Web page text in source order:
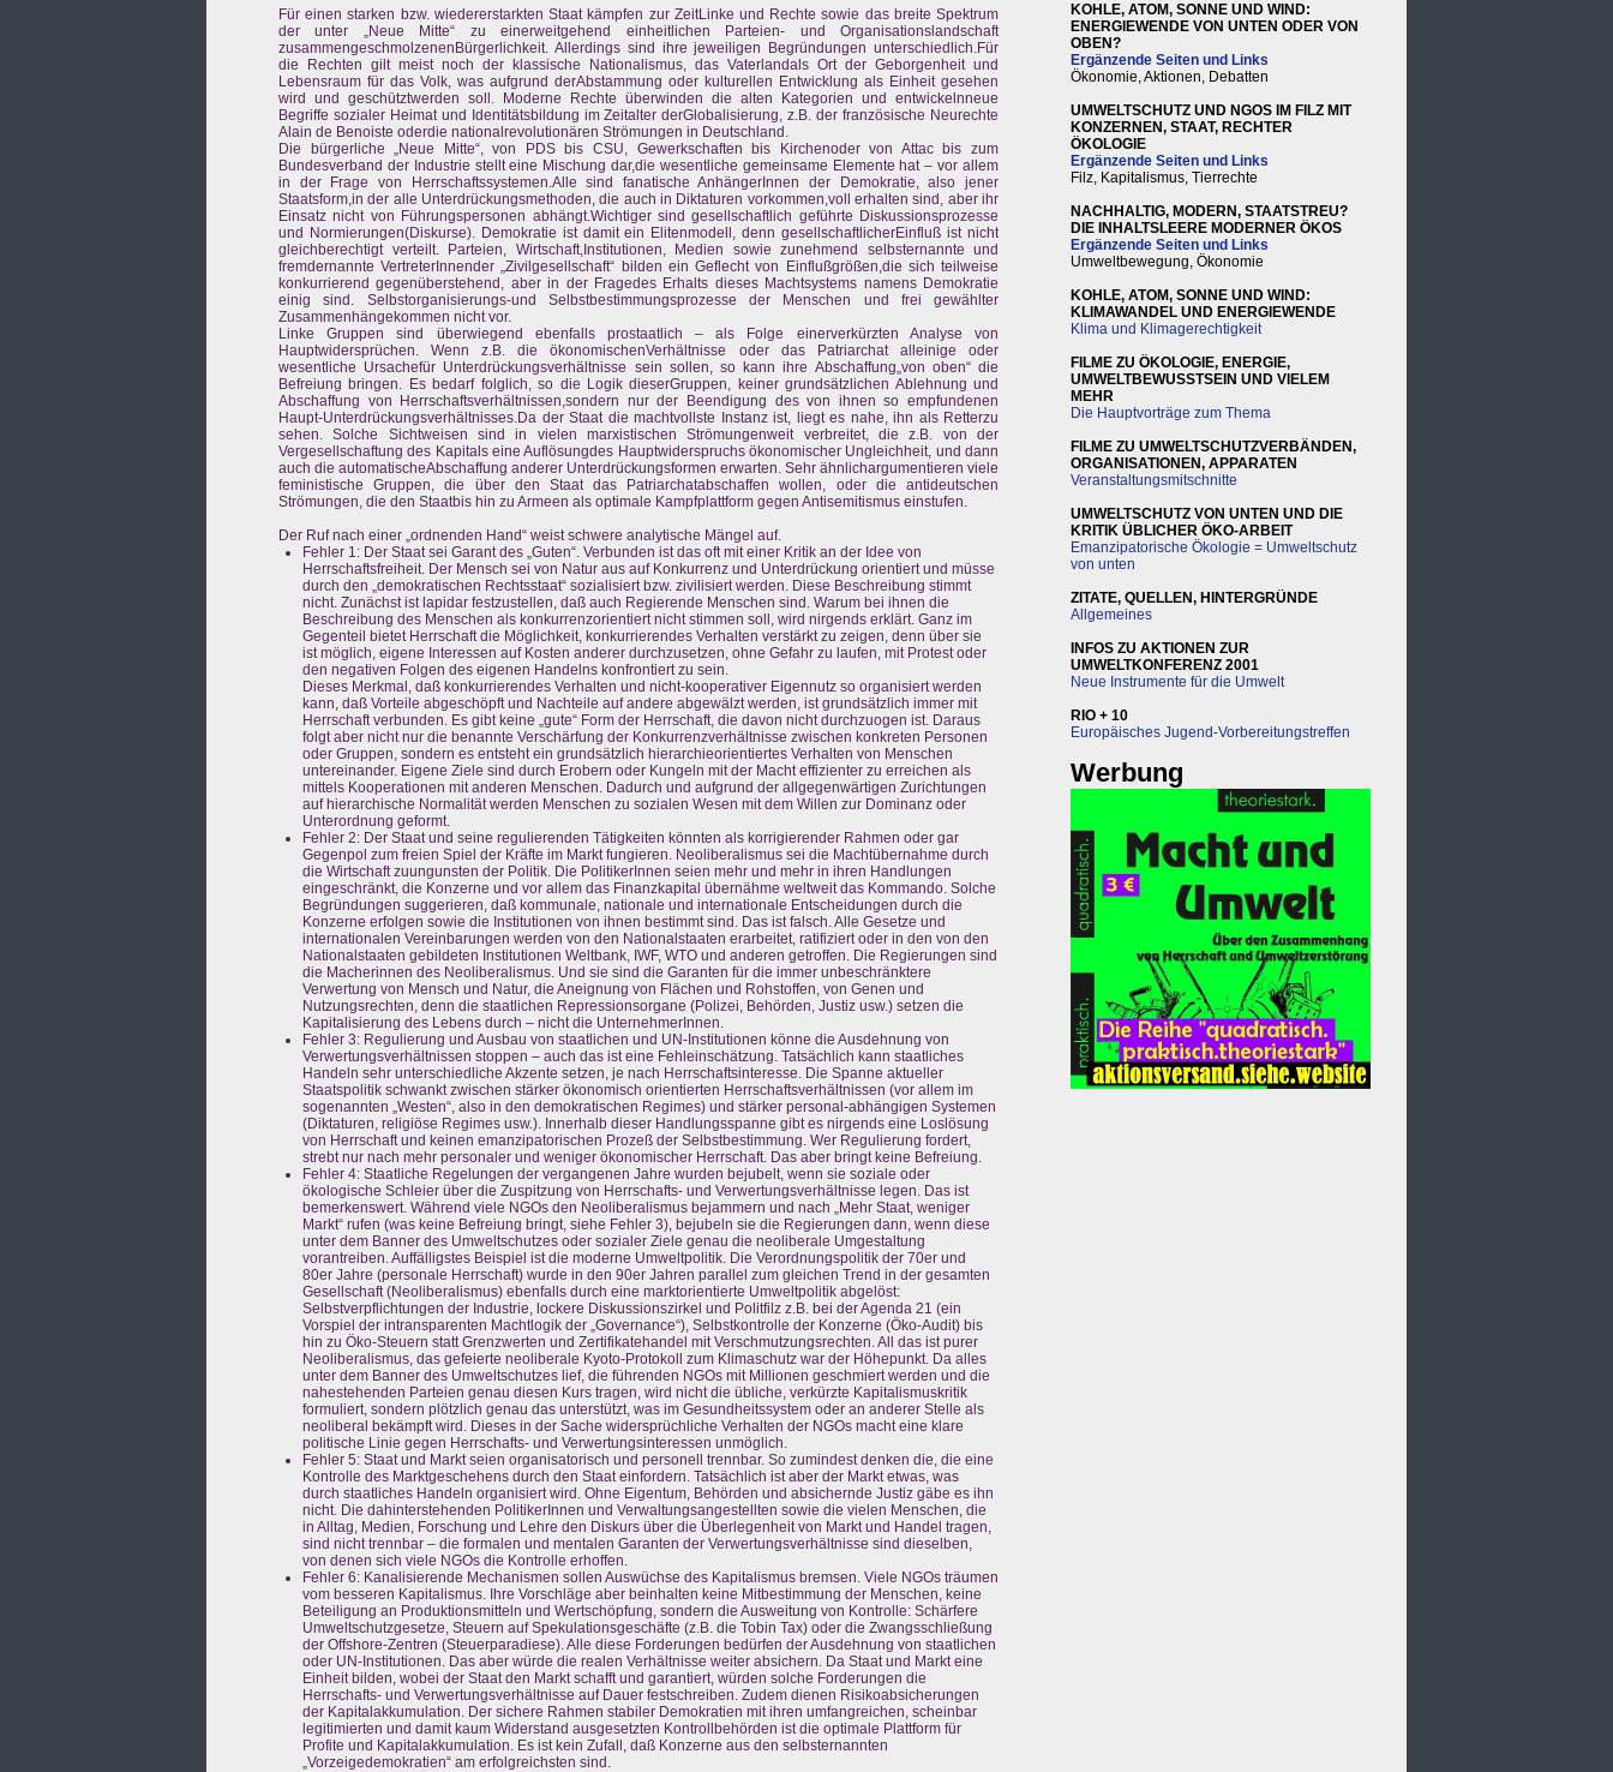
Für einen starken bzw. wiedererstarkten Staat kämpfen zur ZeitLinke und Rechte sowie das breite Spektrum
der unter „Neue Mitte“ zu einerweitgehend einheitlichen Parteien- und Organisationslandschaft
zusammengeschmolzenenBürgerlichkeit. Allerdings sind ihre jeweiligen Begründungen unterschiedlich.Für
die Rechten gilt meist noch der klassische Nationalismus, das Vaterlandals Ort der Geborgenheit und
Lebensraum für das Volk, was aufgrund derAbstammung oder kulturellen Entwicklung als Einheit gesehen
wird und geschütztwerden soll. Moderne Rechte überwinden die alten Kategorien und entwickelnneue
Begriffe sozialer Heimat und Identitätsbildung im Zeitalter derGlobalisierung, z.B. der französische Neurechte
Alain de Benoiste oderdie nationalrevolutionären Strömungen in Deutschland.
Die bürgerliche „Neue Mitte“, von PDS bis CSU, Gewerkschaften bis Kirchenoder von Attac bis zum
Bundesverband der Industrie stellt eine Mischung dar,die wesentliche gemeinsame Elemente hat – vor allem
in der Frage von Herrschaftssystemen.Alle sind fanatische AnhängerInnen der Demokratie, also jener
Staatsform,in der alle Unterdrückungsmethoden, die auch in Diktaturen vorkommen,voll erhalten sind, aber ihr
Einsatz nicht von Führungspersonen abhängt.Wichtiger sind gesellschaftlich geführte Diskussionsprozesse
und Normierungen(Diskurse). Demokratie ist damit ein Elitenmodell, denn gesellschaftlicherEinfluß ist nicht
gleichberechtigt verteilt. Parteien, Wirtschaft,Institutionen, Medien sowie zunehmend selbsternannte und
fremdernannte VertreterInnender „Zivilgesellschaft“ bilden ein Geflecht von Einflußgrößen,die sich teilweise
konkurrierend gegenüberstehend, aber in der Fragedes Erhalts dieses Machtsystems namens Demokratie
einig sind. Selbstorganisierungs-und Selbstbestimmungsprozesse der Menschen und frei gewählter
Zusammenhängekommen nicht vor.
Linke Gruppen sind überwiegend ebenfalls prostaatlich – als Folge einerverkürzten Analyse von
Hauptwidersprüchen. Wenn z.B. die ökonomischenVerhältnisse oder das Patriarchat alleinige oder
wesentliche Ursachefür Unterdrückungsverhältnisse sein sollen, so kann ihre Abschaffung„von oben“ die
Befreiung bringen. Es bedarf folglich, so die Logik dieserGruppen, keiner grundsätzlichen Ablehnung und
Abschaffung von Herrschaftsverhältnissen,sondern nur der Beendigung des von ihnen so empfundenen
Haupt-Unterdrückungsverhältnisses.Da der Staat die machtvollste Instanz ist, liegt es nahe, ihn als Retterzu
sehen. Solche Sichtweisen sind in vielen marxistischen Strömungenweit verbreitet, die z.B. von der
Vergesellschaftung des Kapitals eine Auflösungdes Hauptwiderspruchs ökonomischer Ungleichheit, und dann
auch die automatischeAbschaffung anderer Unterdrückungsformen erwarten. Sehr ähnlichargumentieren viele
feministische Gruppen, die über den Staat das Patriarchatabschaffen wollen, oder die antideutschen
Strömungen, die den Staatbis hin zu Armeen als optimale Kampfplattform gegen Antisemitismus einstufen.
Der Ruf nach einer „ordnenden Hand“ weist schwere analytische Mängel auf.
Fehler 1: Der Staat sei Garant des „Guten“. Verbunden ist das oft mit einer Kritik an der Idee von
Herrschaftsfreiheit. Der Mensch sei von Natur aus auf Konkurrenz und Unterdrückung orientiert und müsse
durch den „demokratischen Rechtsstaat“ sozialisiert bzw. zivilisiert werden. Diese Beschreibung stimmt
nicht. Zunächst ist lapidar festzustellen, daß auch Regierende Menschen sind. Warum bei ihnen die
Beschreibung des Menschen als konkurrenzorientiert nicht stimmen soll, wird nirgends erklärt. Ganz im
Gegenteil bietet Herrschaft die Möglichkeit, konkurrierendes Verhalten verstärkt zu zeigen, denn über sie
ist möglich, eigene Interessen auf Kosten anderer durchzusetzen, ohne Gefahr zu laufen, mit Protest oder
den negativen Folgen des eigenen Handelns konfrontiert zu sein.
Dieses Merkmal, daß konkurrierendes Verhalten und nicht-kooperativer Eigennutz so organisiert werden
kann, daß Vorteile abgeschöpft und Nachteile auf andere abgewälzt werden, ist grundsätzlich immer mit
Herrschaft verbunden. Es gibt keine „gute“ Form der Herrschaft, die davon nicht durchzuogen ist. Daraus
folgt aber nicht nur die benannte Verschärfung der Konkurrenzverhältnisse zwischen konkreten Personen
oder Gruppen, sondern es entsteht ein grundsätzlich hierarchieorientiertes Verhalten von Menschen
untereinander. Eigene Ziele sind durch Erobern oder Kungeln mit der Macht effizienter zu erreichen als
mittels Kooperationen mit anderen Menschen. Dadurch und aufgrund der allgegenwärtigen Zurichtungen
auf hierarchische Normalität werden Menschen zu sozialen Wesen mit dem Willen zur Dominanz oder
Unterordnung geformt.
Fehler 2: Der Staat und seine regulierenden Tätigkeiten könnten als korrigierender Rahmen oder gar
Gegenpol zum freien Spiel der Kräfte im Markt fungieren. Neoliberalismus sei die Machtübernahme durch
die Wirtschaft zuungunsten der Politik. Die PolitikerInnen seien mehr und mehr in ihren Handlungen
eingeschränkt, die Konzerne und vor allem das Finanzkapital übernähme weltweit das Kommando. Solche
Begründungen suggerieren, daß kommunale, nationale und internationale Entscheidungen durch die
Konzerne erfolgen sowie die Institutionen von ihnen bestimmt sind. Das ist falsch. Alle Gesetze und
internationalen Vereinbarungen werden von den Nationalstaaten erarbeitet, ratifiziert oder in den von den
Nationalstaaten gebildeten Institutionen Weltbank, IWF, WTO und anderen getroffen. Die Regierungen sind
die Macherinnen des Neoliberalismus. Und sie sind die Garanten für die immer unbeschränktere
Verwertung von Mensch und Natur, die Aneignung von Flächen und Rohstoffen, von Genen und
Nutzungsrechten, denn die staatlichen Repressionsorgane (Polizei, Behörden, Justiz usw.) setzen die
Kapitalisierung des Lebens durch – nicht die UnternehmerInnen.
Fehler 3: Regulierung und Ausbau von staatlichen und UN-Institutionen könne die Ausdehnung von
Verwertungsverhältnissen stoppen – auch das ist eine Fehleinschätzung. Tatsächlich kann staatliches
Handeln sehr unterschiedliche Akzente setzen, je nach Herrschaftsinteresse. Die Spanne aktueller
Staatspolitik schwankt zwischen stärker ökonomisch orientierten Herrschaftsverhältnissen (vor allem im
sogenannten „Westen“, also in den demokratischen Regimes) und stärker personal-abhängigen Systemen
(Diktaturen, religiöse Regimes usw.). Innerhalb dieser Handlungsspanne gibt es nirgends eine Loslösung
von Herrschaft und keinen emanzipatorischen Prozeß der Selbstbestimmung. Wer Regulierung fordert,
strebt nur nach mehr personaler und weniger ökonomischer Herrschaft. Das aber bringt keine Befreiung.
Fehler 4: Staatliche Regelungen der vergangenen Jahre wurden bejubelt, wenn sie soziale oder
ökologische Schleier über die Zuspitzung von Herrschafts- und Verwertungsverhältnisse legen. Das ist
bemerkenswert. Während viele NGOs den Neoliberalismus bejammern und nach „Mehr Staat, weniger
Markt“ rufen (was keine Befreiung bringt, siehe Fehler 3), bejubeln sie die Regierungen dann, wenn diese
unter dem Banner des Umweltschutzes oder sozialer Ziele genau die neoliberale Umgestaltung
vorantreiben. Auffälligstes Beispiel ist die moderne Umweltpolitik. Die Verordnungspolitik der 70er und
80er Jahre (personale Herrschaft) wurde in den 90er Jahren parallel zum gleichen Trend in der gesamten
Gesellschaft (Neoliberalismus) ebenfalls durch eine marktorientierte Umweltpolitik abgelöst:
Selbstverpflichtungen der Industrie, lockere Diskussionszirkel und Politfilz z.B. bei der Agenda 21 (ein
Vorspiel der intransparenten Machtlogik der „Governance“), Selbstkontrolle der Konzerne (Öko-Audit) bis
hin zu Öko-Steuern statt Grenzwerten und Zertifikatehandel mit Verschmutzungsrechten. All das ist purer
Neoliberalismus, das gefeierte neoliberale Kyoto-Protokoll zum Klimaschutz war der Höhepunkt. Da alles
unter dem Banner des Umweltschutzes lief, die führenden NGOs mit Millionen geschmiert werden und die
nahestehenden Parteien genau diesen Kurs tragen, wird nicht die übliche, verkürzte Kapitalismuskritik
formuliert, sondern plötzlich genau das unterstützt, was im Gesundheitssystem oder an anderer Stelle als
neoliberal bekämpft wird. Dieses in der Sache widersprüchliche Verhalten der NGOs macht eine klare
politische Linie gegen Herrschafts- und Verwertungsinteressen unmöglich.
Fehler 5: Staat und Markt seien organisatorisch und personell trennbar. So zumindest denken die, die eine
Kontrolle des Marktgeschehens durch den Staat einfordern. Tatsächlich ist aber der Markt etwas, was
durch staatliches Handeln organisiert wird. Ohne Eigentum, Behörden und absichernde Justiz gäbe es ihn
nicht. Die dahinterstehenden PolitikerInnen und Verwaltungsangestellten sowie die vielen Menschen, die
in Alltag, Medien, Forschung und Lehre den Diskurs über die Überlegenheit von Markt und Handel tragen,
sind nicht trennbar – die formalen und mentalen Garanten der Verwertungsverhältnisse sind dieselben,
von denen sich viele NGOs die Kontrolle erhoffen.
Fehler 6: Kanalisierende Mechanismen sollen Auswüchse des Kapitalismus bremsen. Viele NGOs träumen
vom besseren Kapitalismus. Ihre Vorschläge aber beinhalten keine Mitbestimmung der Menschen, keine
Beteiligung an Produktionsmitteln und Wertschöpfung, sondern die Ausweitung von Kontrolle: Schärfere
Umweltschutzgesetze, Steuern auf Spekulationsgeschäfte (z.B. die Tobin Tax) oder die Zwangsschließung
der Offshore-Zentren (Steuerparadiese). Alle diese Forderungen bedürfen der Ausdehnung von staatlichen
oder UN-Institutionen. Das aber würde die realen Verhältnisse weiter absichern. Da Staat und Markt eine
Einheit bilden, wobei der Staat den Markt schafft und garantiert, würden solche Forderungen die
Herrschafts- und Verwertungsverhältnisse auf Dauer festschreiben. Zudem dienen Risikoabsicherungen
der Kapitalakkumulation. Der sichere Rahmen stabiler Demokratien mit ihren umfangreichen, scheinbar
legitimierten und damit kaum Widerstand ausgesetzten Kontrollbehörden ist die optimale Plattform für
Profite und Kapitalakkumulation. Es ist kein Zufall, daß Konzerne aus den selbsternannten
„Vorzeigedemokratien“ am erfolgreichsten sind.
KOHLE, ATOM, SONNE UND WIND:
ENERGIEWENDE VON UNTEN ODER VON
OBEN?
Ergänzende Seiten und Links
Ökonomie, Aktionen, Debatten
UMWELTSCHUTZ UND NGOS IM FILZ MIT
KONZERNEN, STAAT, RECHTER
ÖKOLOGIE
Ergänzende Seiten und Links
Filz, Kapitalismus, Tierrechte
NACHHALTIG, MODERN, STAATSTREU?
DIE INHALTSLEERE MODERNER ÖKOS
Ergänzende Seiten und Links
Umweltbewegung, Ökonomie
KOHLE, ATOM, SONNE UND WIND:
KLIMAWANDEL UND ENERGIEWENDE
Klima und Klimagerechtigkeit
FILME ZU ÖKOLOGIE, ENERGIE,
UMWELTBEWUSSTSEIN UND VIELEM
MEHR
Die Hauptvorträge zum Thema
FILME ZU UMWELTSCHUTZVERBÄNDEN,
ORGANISATIONEN, APPARATEN
Veranstaltungsmitschnitte
UMWELTSCHUTZ VON UNTEN UND DIE
KRITIK ÜBLICHER ÖKO-ARBEIT
Emanzipatorische Ökologie = Umweltschutz
von unten
ZITATE, QUELLEN, HINTERGRÜNDE
Allgemeines
INFOS ZU AKTIONEN ZUR
UMWELTKONFERENZ 2001
Neue Instrumente für die Umwelt
RIO + 10
Europäisches Jugend-Vorbereitungstreffen
Werbung